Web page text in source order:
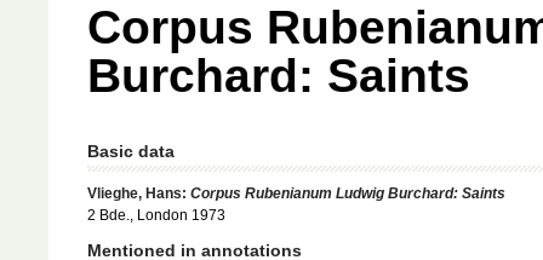
Corpus
Burchard: Saints
Basic data
Vlieghe, Hans: Corpus Rubenianum Ludwig Burchard: Saints
2 Bde., London 1973
Mentioned in annotations